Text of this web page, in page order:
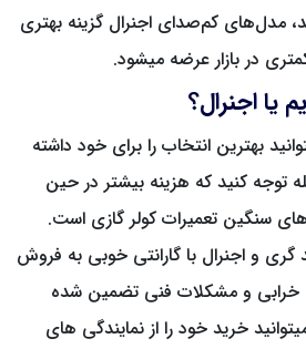
مدل‌های کم‌صدای اجنرال گزینه بهتری
در بازار عرضه میشود.
یا اجنرال؟
بهترین انتخاب را برای خود داشته
توجه کنید که هزینه بیشتر در حین
های سنگین تعمیرات کولر گازی است.
گری و اجنرال با گارانتی خوبی به فروش
خرابی و مشکلات فنی تضمین شده
خرید خود را از نمایندگی های